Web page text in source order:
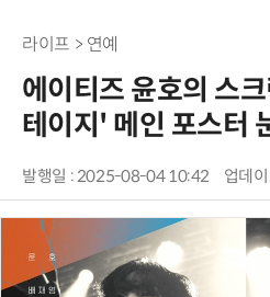
라이프 > 연예
에이티즈 윤호의 스
테이지' 메인 포스터
발행일 : 2025-08-04 10:42 업데